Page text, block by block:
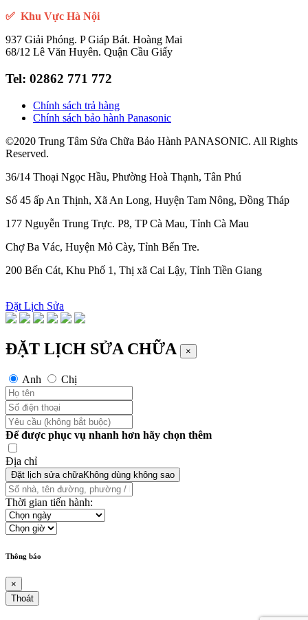
✅ Khu Vực Hà Nội
937 Giải Phóng. P Giáp Bát. Hoàng Mai
68/12 Lê Văn Huyên. Quận Cầu Giấy
Tel: 02862 771 772
Chính sách trả hàng
Chính sách bảo hành Panasonic
©2020 Trung Tâm Sửa Chữa Bảo Hành PANASONIC. All Rights
Reserved.
36/14 Thoại Ngọc Hầu, Phường Hoà Thạnh, Tân Phú
Số 45 ấp An Thịnh, Xã An Long, Huyện Tam Nông, Đồng Tháp
177 Nguyễn Trung Trực. P8, TP Cà Mau, Tỉnh Cà Mau
Chợ Ba Vác, Huyện Mỏ Cày, Tỉnh Bến Tre.
200 Bến Cát, Khu Phố 1, Thị xã Cai Lậy, Tỉnh Tiền Giang
Đặt Lịch Sửa
ĐẶT LỊCH SỬA CHỮA ×
Anh Chị
Để được phục vụ nhanh hơn hãy chọn thêm
Địa chỉ
Đặt lịch sửa chữaKhông dùng không sao
Thời gian tiến hành:
Thông báo
×
Thoát